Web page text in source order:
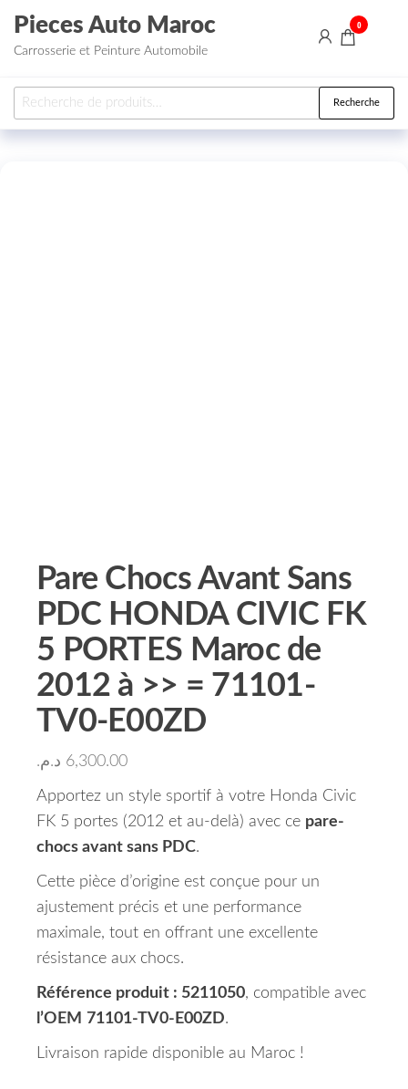
Aller au contenu
Pieces Auto Maroc
Carrosserie et Peinture Automobile
0
Recherche pour : Recherche
Pare Chocs Avant Sans
PDC HONDA CIVIC FK
5 PORTES Maroc de
2012 à >> = 71101-
TV0-E00ZD
6,300.00 د.م.
Apportez un style sportif à votre Honda Civic
FK 5 portes (2012 et au-delà) avec ce pare-
chocs avant sans PDC.
Cette pièce d’origine est conçue pour un
ajustement précis et une performance
maximale, tout en offrant une excellente
résistance aux chocs.
Référence produit : 5211050, compatible avec
l’OEM 71101-TV0-E00ZD.
Livraison rapide disponible au Maroc !